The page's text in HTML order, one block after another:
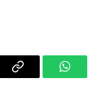
Copy